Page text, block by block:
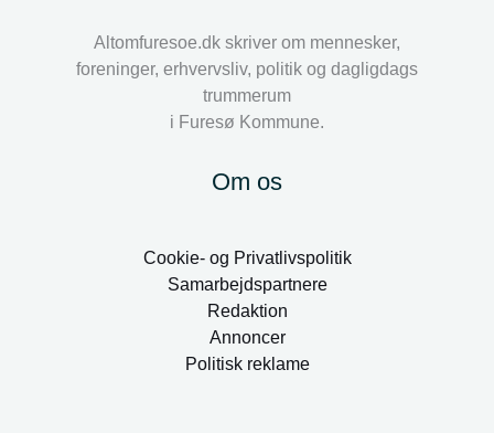
Altomfuresoe.dk skriver om mennesker,
foreninger, erhvervsliv, politik og dagligdags
trummerum
i Furesø Kommune.
Om os
Cookie- og Privatlivspolitik
Samarbejdspartnere
Redaktion
Annoncer
Politisk reklame